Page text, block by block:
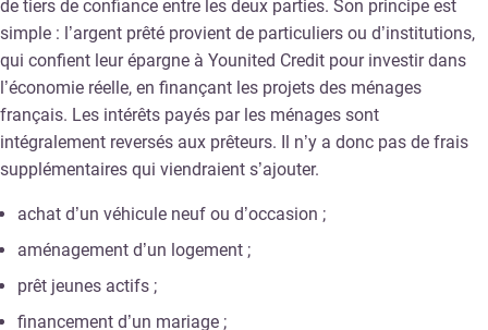
de tiers de confiance entre les deux parties. Son principe est
simple : l’argent prêté provient de particuliers ou d’institutions,
qui confient leur épargne à Younited Credit pour investir dans
l’économie réelle, en finançant les projets des ménages
français. Les intérêts payés par les ménages sont
intégralement reversés aux prêteurs. Il n’y a donc pas de frais
supplémentaires qui viendraient s’ajouter.
achat d’un véhicule neuf ou d’occasion ;
aménagement d’un logement ;
prêt jeunes actifs ;
financement d’un mariage ;